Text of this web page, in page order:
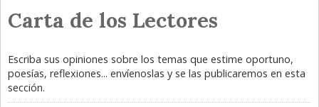
Carta de los Lectores
Escriba sus opiniones sobre los temas que estime oportuno,
poesías, reflexiones... envíenoslas y se las publicaremos en esta
sección.